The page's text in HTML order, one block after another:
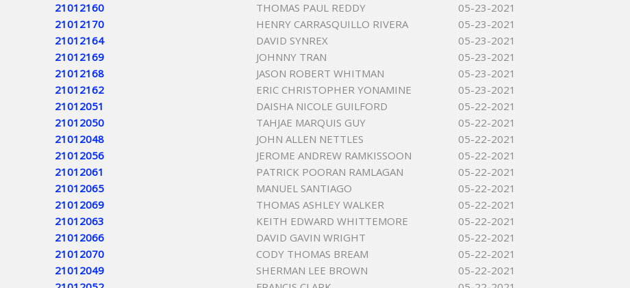
21012160
THOMAS PAUL REDDY
05-23-2021
21012170
HENRY CARRASQUILLO RIVERA
05-23-2021
21012164
DAVID SYNREX
05-23-2021
21012169
JOHNNY TRAN
05-23-2021
21012168
JASON ROBERT WHITMAN
05-23-2021
21012162
ERIC CHRISTOPHER YONAMINE
05-23-2021
21012051
DAISHA NICOLE GUILFORD
05-22-2021
21012050
TAHJAE MARQUIS GUY
05-22-2021
21012048
JOHN ALLEN NETTLES
05-22-2021
21012056
JEROME ANDREW RAMKISSOON
05-22-2021
21012061
PATRICK POORAN RAMLAGAN
05-22-2021
21012065
MANUEL SANTIAGO
05-22-2021
21012069
THOMAS ASHLEY WALKER
05-22-2021
21012063
KEITH EDWARD WHITTEMORE
05-22-2021
21012066
DAVID GAVIN WRIGHT
05-22-2021
21012070
CODY THOMAS BREAM
05-22-2021
21012049
SHERMAN LEE BROWN
05-22-2021